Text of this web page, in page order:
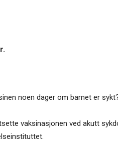
noen dager om barnet er
vaksinasjonen ved akutt